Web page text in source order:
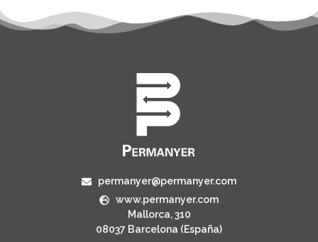
permanyer@permanyer.com
www.permanyer.com
Mallorca, 310
08037 Barcelona (España)